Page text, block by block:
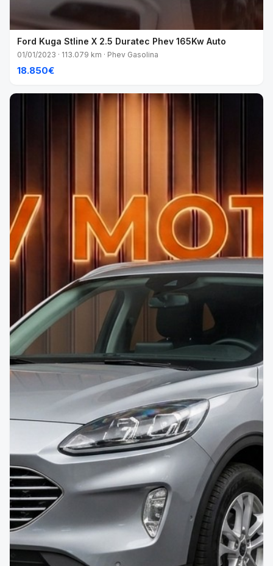
Ford Kuga Stline X 2.5 Duratec Phev 165Kw Auto
01/01/2023 · 113.079 km · Phev Gasolina
18.850€